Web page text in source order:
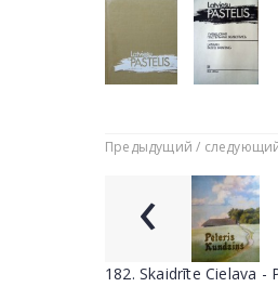
Предыдущий /
‹
182. Skaidrīte Cielava -